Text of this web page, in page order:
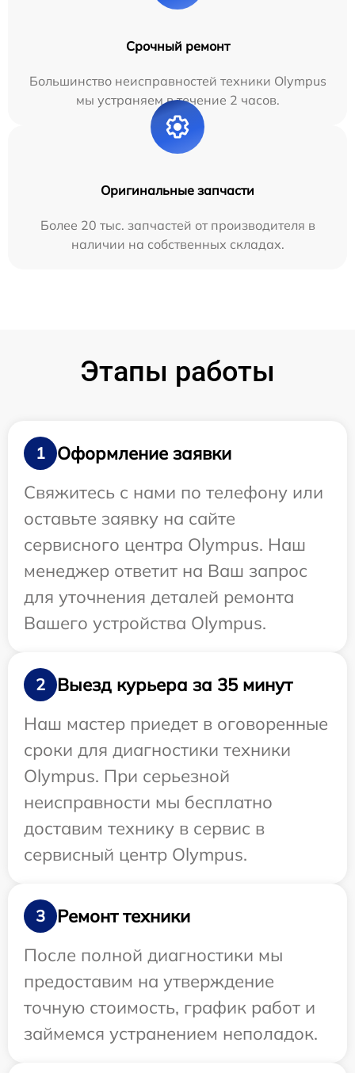
Срочный ремонт
Большинство неисправностей техники Olympus
мы устраняем в течение 2 часов.
Оригинальные запчасти
Более 20 тыс. запчастей от производителя в
наличии на собственных складах.
Этапы работы
1
Оформление заявки
Свяжитесь с нами по телефону или
оставьте заявку на сайте
сервисного центра Olympus. Наш
менеджер ответит на Ваш запрос
для уточнения деталей ремонта
Вашего устройства Olympus.
2
Выезд курьера за 35 минут
Наш мастер приедет в оговоренные
сроки для диагностики техники
Olympus. При серьезной
неисправности мы бесплатно
доставим технику в сервис в
сервисный центр Olympus.
3
Ремонт техники
После полной диагностики мы
предоставим на утверждение
точную стоимость, график работ и
займемся устранением неполадок.